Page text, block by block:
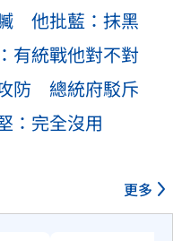
他批藍：抹黑
有統戰他對不對
防 總統府駁斥
：完全沒用
更多